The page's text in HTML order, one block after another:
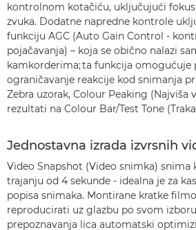
kontrolnom kotačiću, uključujući
zvuka. Dodatne napredne kontrole
funkciju AGC (Auto Gain Control -
pojačavanja) – koja se obično nalazi
kamkorderima; ta funkcija omogućuje
ograničavanje reakcije kod snimanja
Zebra uzorak, Colour Peaking (Najviša
rezultati na Colour Bar/Test Tone
Jednostavna izrada izvrsnih
Video Snapshot (Video snimka) snima
trajanju od 4 sekunde - idealna je za
popisa snimaka. Montirane kratke
reproducirati uz glazbu po svom
prepoznavanja lica automatski